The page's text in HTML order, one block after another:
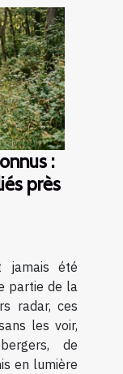
:
près
jamais été
partie de la
radar, ces
les voir,
de
en lumière